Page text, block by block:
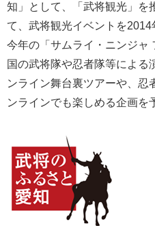
知」として、「武将観光」を
て、武将観光イベントを2014
今年の「サムライ・ニンジャ
国の武将隊や忍者隊等による
ンライン舞台裏ツアーや、忍
ンラインでも楽しめる企画を